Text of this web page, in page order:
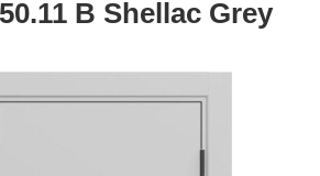
B Shellac Grey